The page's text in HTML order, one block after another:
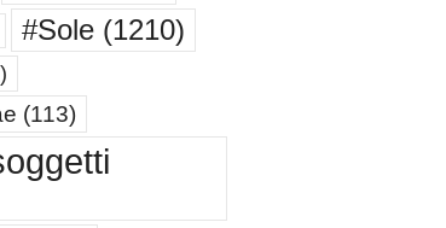
#Sole(1210)
(113)